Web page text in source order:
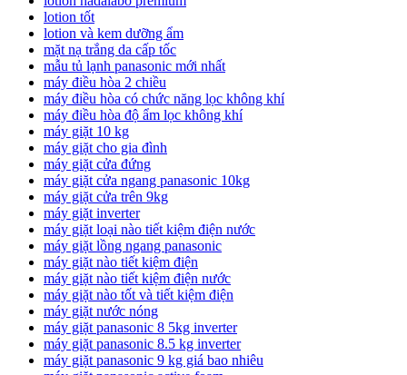
lotion tốt
lotion và kem dưỡng ẩm
mặt nạ trắng da cấp tốc
mẫu tủ lạnh panasonic mới nhất
máy điều hòa 2 chiều
máy điều hòa có chức năng lọc không khí
máy điều hòa độ ẩm lọc không khí
máy giặt 10 kg
máy giặt cho gia đình
máy giặt cửa đứng
máy giặt cửa ngang panasonic 10kg
máy giặt cửa trên 9kg
máy giặt inverter
máy giặt loại nào tiết kiệm điện nước
máy giặt lồng ngang panasonic
máy giặt nào tiết kiệm điện
máy giặt nào tiết kiệm điện nước
máy giặt nào tốt và tiết kiệm điện
máy giặt nước nóng
máy giặt panasonic 8 5kg inverter
máy giặt panasonic 8.5 kg inverter
máy giặt panasonic 9 kg giá bao nhiêu